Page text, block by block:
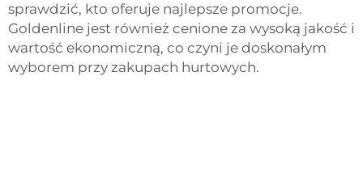
sprawdzić, kto oferuje najlepsze promocje.
Goldenline jest również cenione za wysoką jakość i
wartość ekonomiczną, co czyni je doskonałym
wyborem przy zakupach hurtowych.